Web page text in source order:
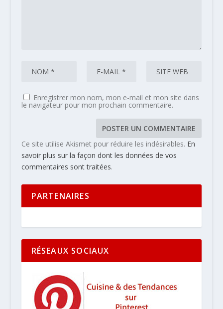
Enregistrer mon nom, mon e-mail et mon site dans
le navigateur pour mon prochain commentaire.
Ce site utilise Akismet pour réduire les indésirables. En
savoir plus sur la façon dont les données de vos
commentaires sont traitées.
PARTENAIRES
RÉSEAUX SOCIAUX